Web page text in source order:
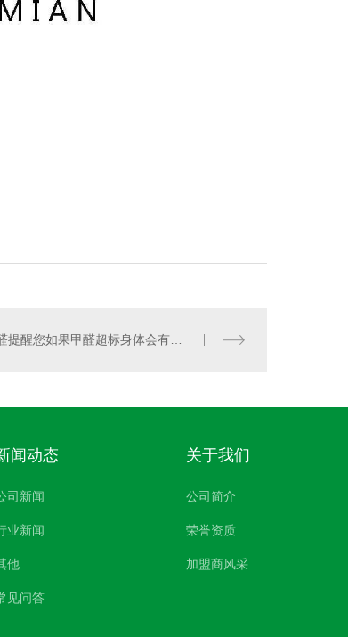
河南除甲醛提醒您如果甲醛超标身体会有哪些情况出现
闻动态
司新闻
业新闻
他
见问答
关于我们
公司简介
荣誉资质
加盟商风采